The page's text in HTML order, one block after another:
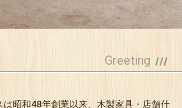
Greeting
は昭和48年創業以来、木製家具・店舗什